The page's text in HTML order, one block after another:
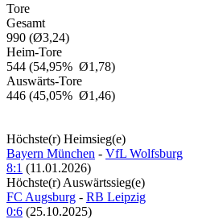
Tore
Gesamt
990 (Ø3,24)
Heim-Tore
544 (54,95% Ø1,78)
Auswärts-Tore
446 (45,05% Ø1,46)
Höchste(r) Heimsieg(e)
Bayern München - VfL Wolfsburg
8:1 (11.01.2026)
Höchste(r) Auswärtssieg(e)
FC Augsburg - RB Leipzig
0:6 (25.10.2025)